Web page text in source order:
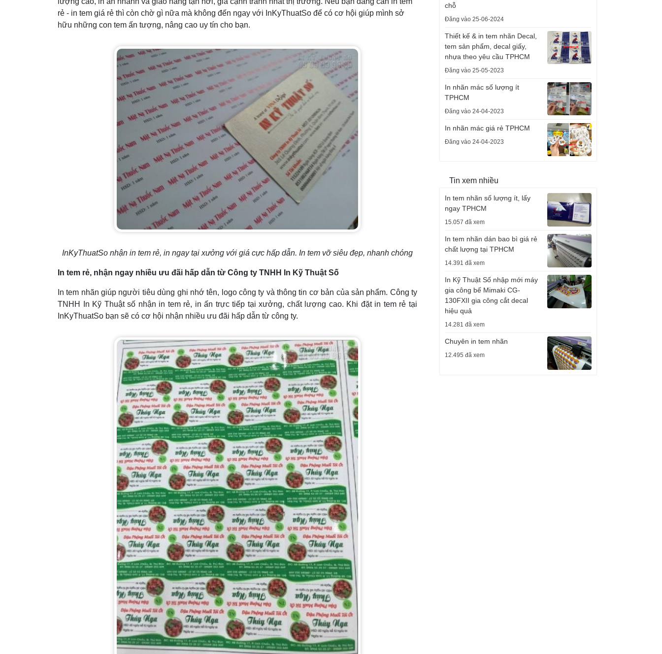
rẻ - in tem giá rẻ thì còn chờ gì nữa mà không đến ngay với InKyThuatSo để có cơ hội giúp mình sở
hữu những con tem ấn tượng, nâng cao uy tín cho bạn.
InKyThuatSo nhận in tem rẻ, in ngay tại xưởng với giá cực hấp dẫn. In tem vỡ siêu đẹp, nhanh chóng
In tem rẻ, nhận ngay nhiều ưu đãi hấp dẫn từ Công ty TNHH In Kỹ Thuật Số
In tem nhãn giúp người tiêu dùng ghi nhớ tên, logo công ty và thông tin cơ bản của sản phẩm. Công ty
TNHH In Kỹ Thuật số nhận in tem rẻ, in ấn trực tiếp tại xưởng, chất lượng cao. Khi đặt in tem rẻ tại
InKyThuatSo bạn sẽ có cơ hội nhận nhiều ưu đãi hấp dẫn từ công ty.
chỗ
Đăng vào 25-06-2024
Thiết kế & in tem nhãn Decal,
tem sản phẩm, decal giấy,
nhựa theo yêu cầu TPHCM
Đăng vào 25-05-2023
In nhãn mác số lượng ít
TPHCM
Đăng vào 24-04-2023
In nhãn mác giá rẻ TPHCM
Đăng vào 24-04-2023
Tin xem nhiều
In tem nhãn số lượng ít, lấy
ngay TPHCM
15.057 đã xem
In tem nhãn dán bao bì giá rẻ
chất lượng tại TPHCM
14.391 đã xem
In Kỹ Thuật Số nhập mới máy
gia công bế Mimaki CG-
130FXII gia công cắt decal
hiệu quả
14.281 đã xem
Chuyên in tem nhãn
12.495 đã xem